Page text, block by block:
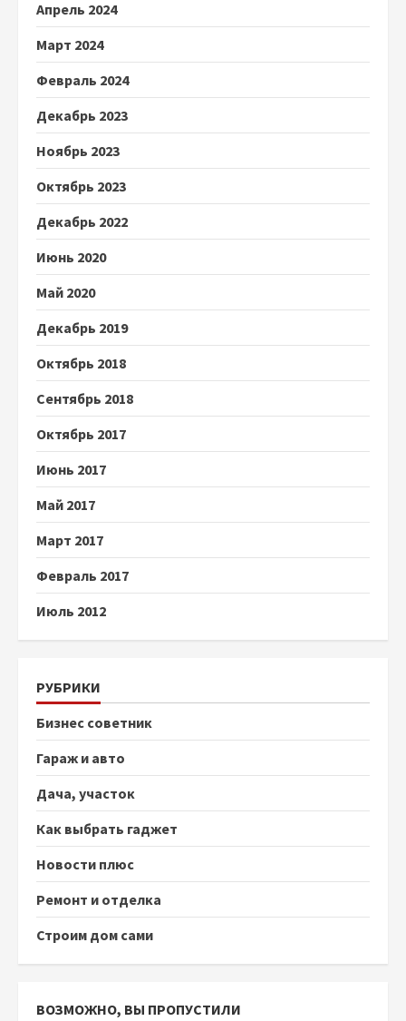
Апрель 2024
Март 2024
Февраль 2024
Декабрь 2023
Ноябрь 2023
Октябрь 2023
Декабрь 2022
Июнь 2020
Май 2020
Декабрь 2019
Октябрь 2018
Сентябрь 2018
Октябрь 2017
Июнь 2017
Май 2017
Март 2017
Февраль 2017
Июль 2012
РУБРИКИ
Бизнес советник
Гараж и авто
Дача, участок
Как выбрать гаджет
Новости плюс
Ремонт и отделка
Строим дом сами
ВОЗМОЖНО, ВЫ ПРОПУСТИЛИ